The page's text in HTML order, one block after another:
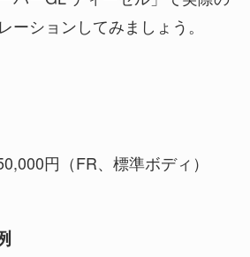
ーションしてみましょう。
円（FR、標準ボディ）